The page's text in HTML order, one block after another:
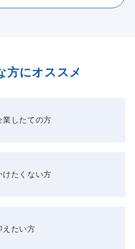
方にオススメ
業したての方
けたくない方
えたい方